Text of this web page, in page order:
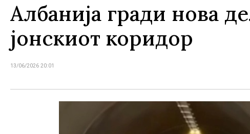
Албанија гради нова
јонскиот коридор
13/06/2026 20:01